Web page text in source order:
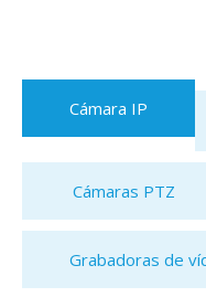
Cámara IP
Cámaras PTZ
Grabadoras de